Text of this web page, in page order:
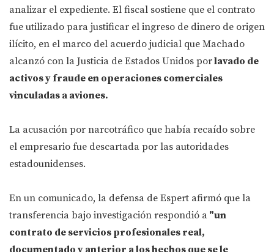
analizar el expediente. El fiscal sostiene que el contrato
fue utilizado para justificar el ingreso de dinero de origen
ilícito, en el marco del acuerdo judicial que Machado
alcanzó con la Justicia de Estados Unidos porlavado de
activos y fraude en operaciones comerciales
vinculadas a aviones.
La acusación por narcotráfico que había recaído sobre
el empresario fue descartada por las autoridades
estadounidenses.
En un comunicado, la defensa de Espert afirmó que la
transferencia bajo investigación respondió a "un
contrato de servicios profesionales real,